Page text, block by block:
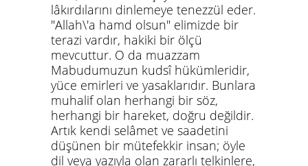
lâkırdılarını dinlemeye tenezzül eder.
"Allah\'a hamd olsun" elimizde bir
terazi vardır, hakiki bir ölçü
mevcuttur. O da muazzam
Mabudumuzun kudsî hükümleridir,
yüce emirleri ve yasaklarıdır. Bunlara
muhalif olan herhangi bir söz,
herhangi bir hareket, doğru değildir.
Artık kendi selâmet ve saadetini
düşünen bir mütefekkir insan; öyle
dil veya yazıyla olan zararlı telkinlere,